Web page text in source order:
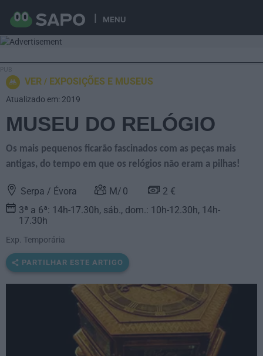
MENU
VER EXPOSIÇÕES E MUSEUS
MUSEU DO RELÓGIO
Os mais pequenos ficarão fascinados com as peças mais
antigas, do tempo em que os relógios não eram a pilhas!
Serpa / Évora 0
2 €
3ª a 6ª: 14h-17.30h, sáb., dom.: 10h-12.30h, 14h-
17.30h
Exp. Temporária
PARTILHAR ESTE ARTIGO
Atualizado em: 2019